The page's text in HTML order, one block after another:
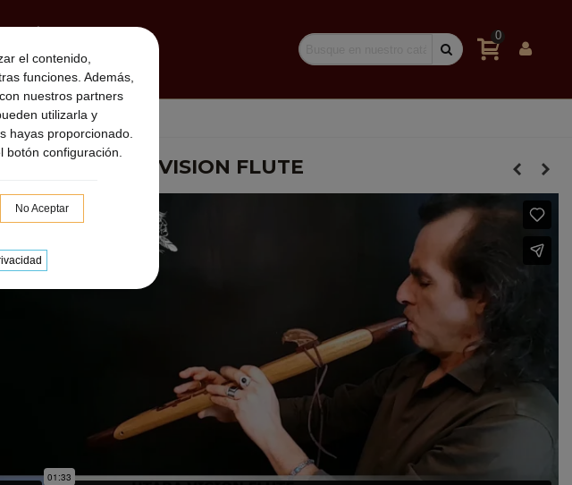
el contenido,
funciones. Además,
nuestros partners
utilizarla y
hayas proporcionado.
configuración.
No Aceptar
ON LINE
0
NATIVA VISION FLUTE